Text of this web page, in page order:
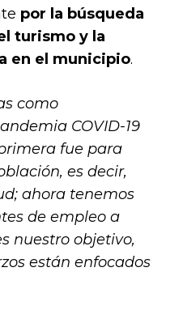
por la búsqueda
turismo y la
en el municipio.
como
COVID-19
fue para
es decir,
ahora tenemos
de empleo a
nuestro objetivo,
están enfocados